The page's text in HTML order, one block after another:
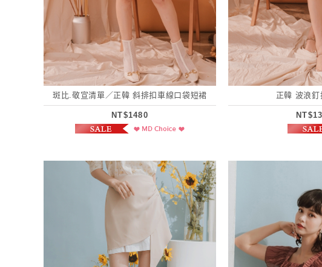
斑比.敬宣清單／正韓 斜排扣車線口袋短裙
NT$1480
正韓 波浪